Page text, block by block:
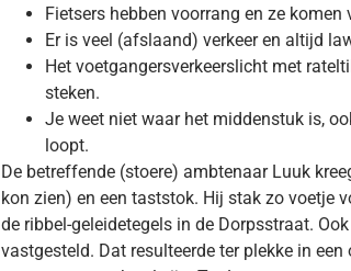
Fietsers hebben voorrang en ze komen
Er is veel (afslaand) verkeer en altijd
Het voetgangersverkeerslicht met
steken.
Je weet niet waar het middenstuk is,
loopt.
De betreffende (stoere) ambtenaar Luuk
kon zien) en een taststok. Hij stak zo voetje
de ribbel-geleidetegels in de Dorpsstraat.
vastgesteld. Dat resulteerde ter plekke in